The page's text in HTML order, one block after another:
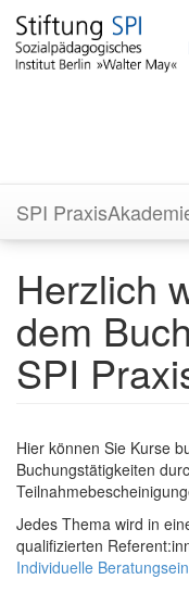
SPI
Herzlich
dem
SPI
Hier können Sie Kurse
Buchungstätigkeiten
Jedes Thema wird in
qualifizierten
Individuelle